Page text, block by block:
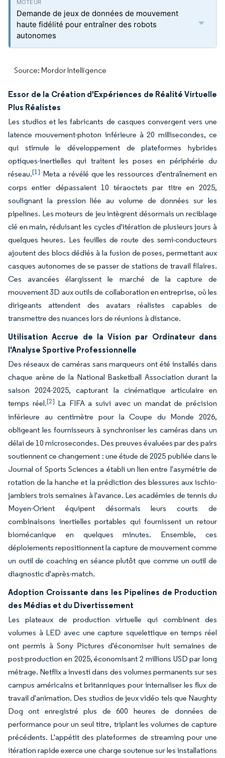
Demande de jeux de données de mouvement
haute fidélité pour entraîner des robots
autonomes
Source: Mordor Intelligence
Essor de la Création d'Expériences de Réalité Virtuelle
Plus Réalistes
Les studios et les fabricants de casques convergent vers une
latence mouvement-photon inférieure à 20 millisecondes, ce
qui stimule le développement de plateformes hybrides
optiques-inertielles qui traitent les poses en périphérie du
réseau.[1] Meta a révélé que les ressources d'entraînement en
corps entier dépassaient 10 téraoctets par titre en 2025,
soulignant la pression liée au volume de données sur les
pipelines. Les moteurs de jeu intègrent désormais un reciblage
clé en main, réduisant les cycles d'itération de plusieurs jours à
quelques heures. Les feuilles de route des semi-conducteurs
ajoutent des blocs dédiés à la fusion de poses, permettant aux
casques autonomes de se passer de stations de travail filaires.
Ces avancées élargissent le marché de la capture de
mouvement 3D aux outils de collaboration en entreprise, où les
dirigeants attendent des avatars réalistes capables de
transmettre des nuances lors de réunions à distance.
Utilisation Accrue de la Vision par Ordinateur dans
l'Analyse Sportive Professionnelle
Des réseaux de caméras sans marqueurs ont été installés dans
chaque arène de la National Basketball Association durant la
saison 2024-2025, capturant la cinématique articulaire en
temps réel.[2] La FIFA a suivi avec un mandat de précision
inférieure au centimètre pour la Coupe du Monde 2026,
obligeant les fournisseurs à synchroniser les caméras dans un
délai de 10 microsecondes. Des preuves évaluées par des pairs
soutiennent ce changement : une étude de 2025 publiée dans le
Journal of Sports Sciences a établi un lien entre l'asymétrie de
rotation de la hanche et la prédiction des blessures aux ischio-
jambiers trois semaines à l'avance. Les académies de tennis du
Moyen-Orient équipent désormais leurs courts de
combinaisons inertielles portables qui fournissent un retour
biomécanique en quelques minutes. Ensemble, ces
déploiements repositionnent la capture de mouvement comme
un outil de coaching en séance plutôt que comme un outil de
diagnostic d'après-match.
Adoption Croissante dans les Pipelines de Production
des Médias et du Divertissement
Les plateaux de production virtuelle qui combinent des
volumes à LED avec une capture squelettique en temps réel
ont permis à Sony Pictures d'économiser huit semaines de
post-production en 2025, économisant 2 millions USD par long
métrage. Netflix a investi dans des volumes permanents sur ses
campus américains et britanniques pour internaliser les flux de
travail d'animation. Des studios de jeux vidéo tels que Naughty
Dog ont enregistré plus de 600 heures de données de
performance pour un seul titre, triplant les volumes de capture
précédents. L'appétit des plateformes de streaming pour une
itération rapide exerce une charge soutenue sur les installations